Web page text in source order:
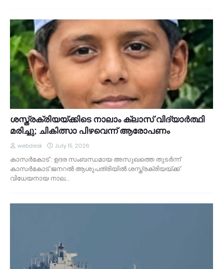
ശസ്ത്രക്രിയയ്ക്കിടെ നാലാം ക്ലാസ് വിദ്യാർത്ഥി
മരിച്ചു; ചികിത്സാ പിഴവെന്ന് ആരോപണം
webdesk July 15, 2026
കാസർകോട് : ഉദര സംബന്ധമായ അസുഖത്തെ തുടർന്ന്
കാസർകോട് ജനറൽ ആശുപത്രിയിൽ ശസ്ത്രക്രിയയ്ക്ക്
വിധേയനായ നാല…